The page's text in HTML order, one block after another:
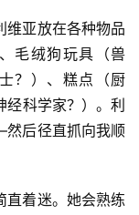
维亚放在各种物品
毛绒狗玩具（兽
？）、糕点（厨
科学家？）。利
后径直抓向我顺
直着迷。她会熟练